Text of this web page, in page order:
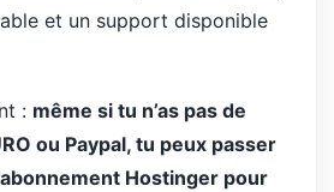
et un support disponible
: même si tu n’as pas de
ou Paypal, tu peux passer
Hostinger pour